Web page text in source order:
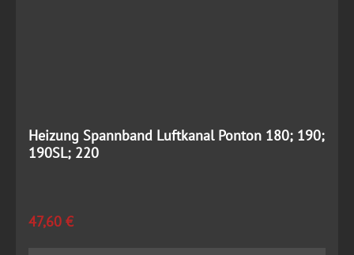
Heizung Spannband Luftkanal Ponton 180; 190;
190SL; 220
Regulärer Preis:
47,60 €